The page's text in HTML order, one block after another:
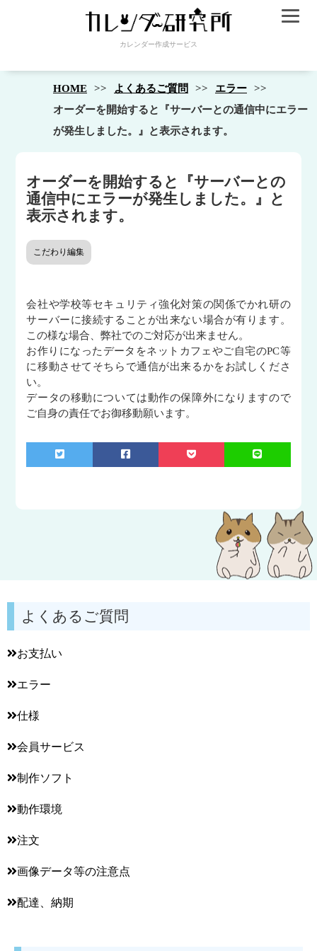
カレンダー作成サービス
HOME よくあるご質問
エラー
オーダーを開始すると『サーバーとの通信中にエラー
が発生しました。』と表示されます。
オーダーを開始すると『サーバーとの
通信中にエラーが発生しました。』と
表示されます。
こだわり編集
会社や学校等セキュリティ強化対策の関係でかれ研の
サーバーに接続することが出来ない場合が有ります。
この様な場合、弊社でのご対応が出来ません。
お作りになったデータをネットカフェやご自宅のPC等
に移動させてそちらで通信が出来るかをお試しくださ
い。
データの移動については動作の保障外になりますので
ご自身の責任でお御移動願います。
よくあるご質問
お支払い
エラー
仕様
会員サービス
制作ソフト
動作環境
注文
画像データ等の注意点
配達、納期